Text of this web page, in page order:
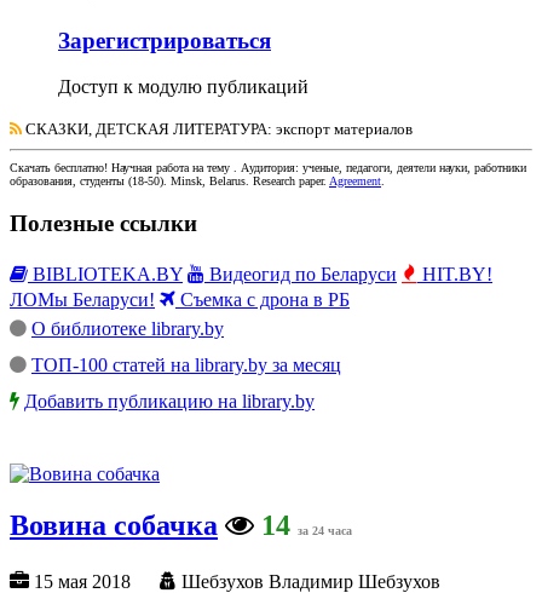
Зарегистрироваться
Доступ к модулю публикаций
СКАЗКИ, ДЕТСКАЯ ЛИТЕРАТУРА: экспорт материалов
Скачать бесплатно! Научная работана тему . Аудитория: ученые, педагоги, деятели науки, работники
образования, студенты (18-50). Minsk, Belarus. Research paper. Agreement.
Полезные ссылки
BIBLIOTEKA.BY Видеогид по Беларуси
HIT.BY!
ЛОМы Беларуси!
Съемка с дрона в РБ
О библиотеке library.by
ТОП-100 статей на library.by за месяц
Добавить публикацию на library.by
Вовина собачка 14 за 24 часа
15 мая 2018 Шебзухов Владимир Шебзухов